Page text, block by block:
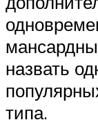
назвать
типа.